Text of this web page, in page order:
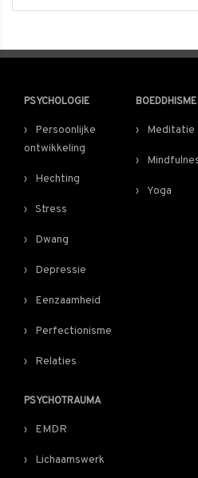
PSYCHOLOGIE
Persoonlijke
ontwikkeling
Hechting
Stress
Dwang
Depressie
Eenzaamheid
Perfectionisme
Relaties
BOEDDHISME
Meditatie
Yoga
PSYCHOTRAUMA
EMDR
Lichaamswerk